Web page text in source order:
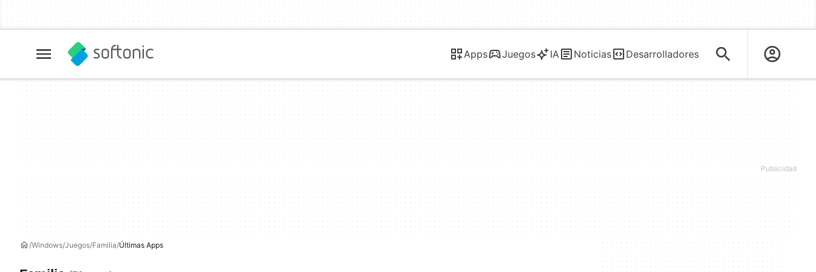
Apps Juegos IA Noticias Desarrolladores
Windows Juegos Familia Últimas Apps